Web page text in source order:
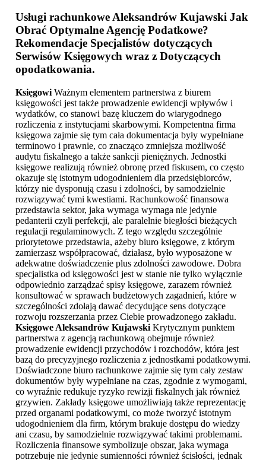
Usługi rachunkowe Aleksandrów Kujawski Jak
Obrać Optymalne Agencję Podatkowe?
Rekomendacje Specjalistów dotyczących
Serwisów Księgowych wraz z Dotyczących
opodatkowania.
Księgowi Ważnym elementem partnerstwa z biurem
księgowości jest także prowadzenie ewidencji wpływów i
wydatków, co stanowi bazę kluczem do wiarygodnego
rozliczenia z instytucjami skarbowymi. Kompetentna firma
księgowa zajmie się tym cała dokumentacja były wypełniane
terminowo i prawnie, co znacząco zmniejsza możliwość
audytu fiskalnego a także sankcji pieniężnych. Jednostki
księgowe realizują również obronę przed fiskusem, co często
okazuje się istotnym udogodnieniem dla przedsiębiorców,
którzy nie dysponują czasu i zdolności, by samodzielnie
rozwiązywać tymi kwestiami. Rachunkowość finansowa
przedstawia sektor, jaka wymaga wymaga nie jedynie
pedanterii czyli perfekcji, ale paralelnie biegłości bieżących
regulacji regulaminowych. Z tego względu szczególnie
priorytetowe przedstawia, ażeby biuro księgowe, z którym
zamierzasz współpracować, działasz, było wyposażone w
adekwatne doświadczenie plus zdolności zawodowe. Dobra
specjalistka od księgowości jest w stanie nie tylko wyłącznie
odpowiednio zarządzać spisy księgowe, zarazem również
konsultować w sprawach budżetowych zagadnień, które w
szczególności zdołają dawać decydujące sens dotyczące
rozwoju rozszerzania przez Ciebie prowadzonego zakładu.
Księgowe Aleksandrów Kujawski Krytycznym punktem
partnerstwa z agencją rachunkową obejmuje również
prowadzenie ewidencji przychodów i rozchodów, która jest
bazą do precyzyjnego rozliczenia z jednostkami podatkowymi.
Doświadczone biuro rachunkowe zajmie się tym cały zestaw
dokumentów były wypełniane na czas, zgodnie z wymogami,
co wyraźnie redukuje ryzyko rewizji fiskalnych jak również
grzywien. Zakłady księgowe umożliwiają także reprezentację
przed organami podatkowymi, co może tworzyć istotnym
udogodnieniem dla firm, którym brakuje dostępu do wiedzy
ani czasu, by samodzielnie rozwiązywać takimi problemami.
Rozliczenia finansowe symbolizuje obszar, jaka wymaga
potrzebuje nie jedynie sumienności również ścisłości, jednak